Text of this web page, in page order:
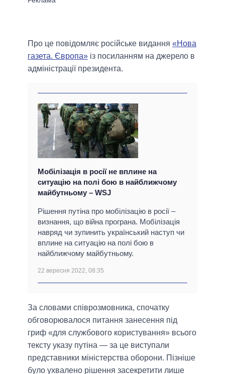
Про це повідомляє російське видання «Нова
газета. Європа» із посиланням на джерело в
адміністрації президента.
Мобілізація в росії не вплине на
ситуацію на полі бою в найближчому
майбутньому – WSJ
Рішення путіна про мобілізацію в росії –
визнання, що війна програна. Мобілізація
навряд чи зупинить український наступ чи
вплине на ситуацію на полі бою в
найближчому майбутньому.
22 вересня 2022, 08:35
За словами співрозмовника, спочатку
обговорювалося питання занесення під
гриф «для службового користування» всього
тексту указу путіна — за це виступали
представники міністерства оборони. Пізніше
було ухвалено рішення засекретити лише